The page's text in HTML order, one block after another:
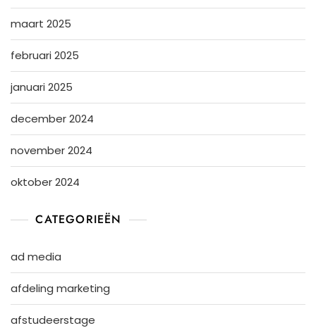
maart 2025
februari 2025
januari 2025
december 2024
november 2024
oktober 2024
CATEGORIEËN
ad media
afdeling marketing
afstudeerstage